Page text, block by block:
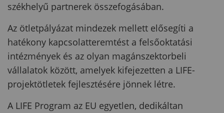
székhelyű partnerek összefogásában.
Az ötletpályázat mindezek mellett elősegíti a
hatékony kapcsolatteremtést a felsőoktatási
intézmények és az olyan magánszektorbeli
vállalatok között, amelyek kifejezetten a LIFE-
projektötletek fejlesztésére jönnek létre.
A LIFE Program az EU egyetlen, dedikáltan